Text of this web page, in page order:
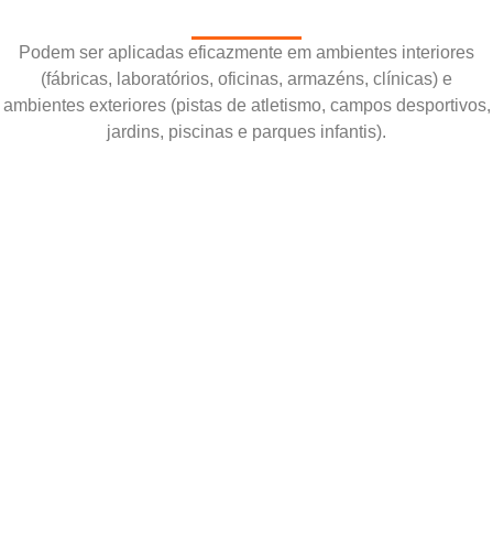
Podem ser aplicadas eficazmente em ambientes interiores
(fábricas, laboratórios, oficinas, armazéns, clínicas) e
ambientes exteriores (pistas de atletismo, campos desportivos,
jardins, piscinas e parques infantis).